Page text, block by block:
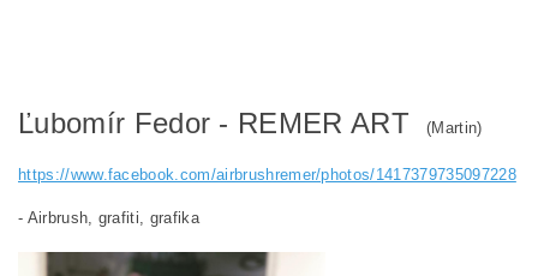
Ľubomír Fedor - REMER ART (Martin)
https://www.facebook.com/airbrushremer/photos/1417379735097228
- Airbrush, grafiti, grafika